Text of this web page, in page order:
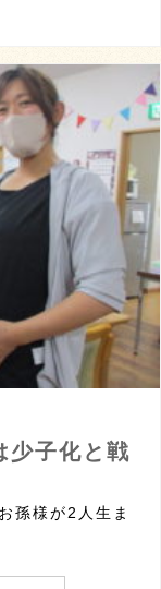
子化と戦
孫様が2人生ま